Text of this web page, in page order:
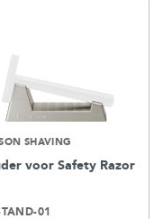
SHAVING
voor Safety Razor
01